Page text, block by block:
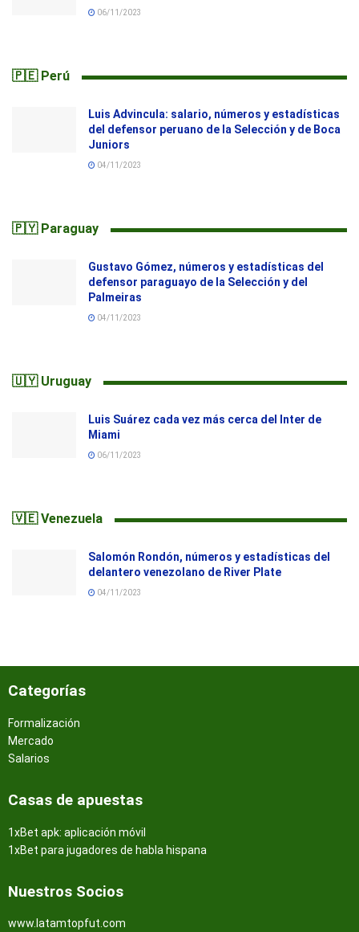
06/11/2023
🇵🇪 Perú
Luis Advincula: salario, números y estadísticas
del defensor peruano de la Selección y de Boca
Juniors
04/11/2023
🇵🇾 Paraguay
Gustavo Gómez, números y estadísticas del
defensor paraguayo de la Selección y del
Palmeiras
04/11/2023
🇺🇾 Uruguay
Luis Suárez cada vez más cerca del Inter de
Miami
06/11/2023
🇻🇪 Venezuela
Salomón Rondón, números y estadísticas del
delantero venezolano de River Plate
04/11/2023
Categorías
Formalización
Mercado
Salarios
Casas de apuestas
1xBet apk: aplicación móvil
1xBet para jugadores de habla hispana
Nuestros Socios
www.latamtopfut.com